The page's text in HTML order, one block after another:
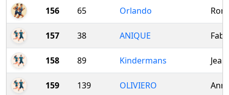
156 65 Orlando
157 38 ANIQUE
158 89 Kindermans
159 139 OLIVIERO